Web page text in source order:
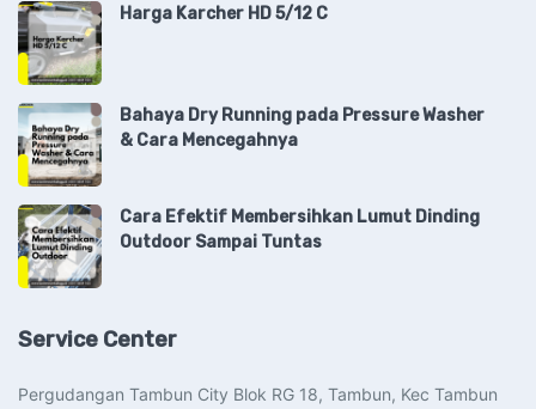
Harga Karcher HD 5/12 C
Bahaya Dry Running pada Pressure Washer
& Cara Mencegahnya
Cara Efektif Membersihkan Lumut Dinding
Outdoor Sampai Tuntas
Service Center
Pergudangan Tambun City Blok RG 18, Tambun, Kec Tambun